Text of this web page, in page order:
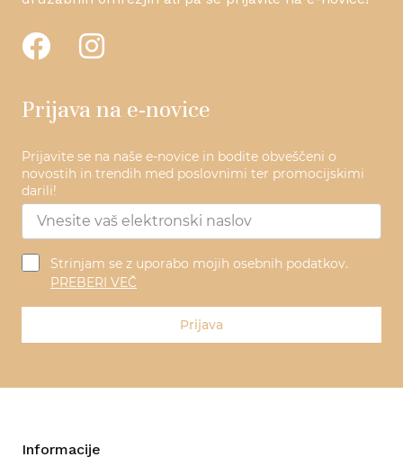
Prijava na e-novice
Prijavite se na naše e-novice in bodite obveščeni o
novostih in trendih med poslovnimi ter promocijskimi
darili!
Strinjam se z uporabo mojih osebnih podatkov.
PREBERI VEČ
Prijava
Informacije